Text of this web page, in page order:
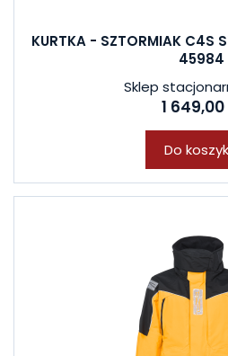
KURTKA - SZTORMIAK C4S
45984
Sklep
1 649,00
Do